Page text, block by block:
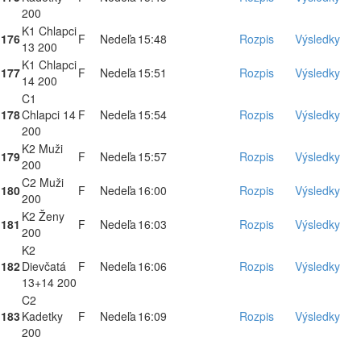
200
176K1 Chlapci
13 200
F Nedeľa15:48 Rozpis Výsledky
177K1 Chlapci
14 200
F Nedeľa15:51 Rozpis Výsledky
178
C1
Chlapci 14
200
F Nedeľa15:54 Rozpis Výsledky
179K2 Muži
200
F Nedeľa15:57 Rozpis Výsledky
180C2 Muži
200
F Nedeľa16:00 Rozpis Výsledky
181 K2 Ženy
200
F Nedeľa16:03 Rozpis Výsledky
182
K2
Dievčatá
13+14 200
F Nedeľa16:06 Rozpis Výsledky
183
C2
Kadetky
200
F Nedeľa16:09 Rozpis Výsledky